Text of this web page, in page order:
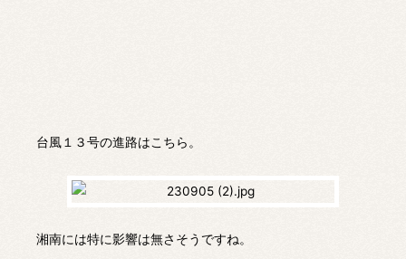
台風１３号の進路はこちら。
湘南には特に影響は無さそうですね。